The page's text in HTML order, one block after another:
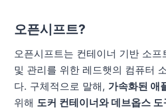
오픈시프트?
오픈시프트는 컨테이너 기반 소프
및 관리를 위한 레드햇의 컴퓨터
다. 구체적으로 말해, 가속화된 애
위해 도커 컨테이너와 데브옵스